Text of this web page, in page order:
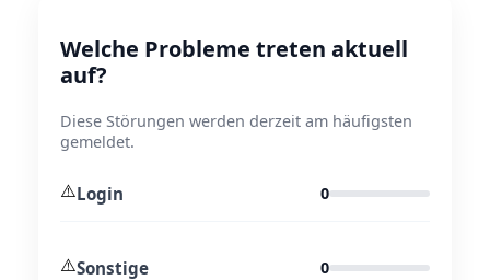
Welche Probleme treten aktuell
auf?
Diese Störungen werden derzeit am häufigsten
gemeldet.
⚠️Login 0
⚠️Sonstige 0